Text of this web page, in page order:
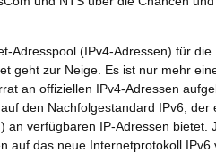
Adresspool (IPv4-Adressen) für
geht zur Neige. Es ist nur mehr
an offiziellen IPv4-Adressen
den Nachfolgestandard IPv6, der
an verfügbaren IP-Adressen bietet.
auf das neue Internetprotokoll